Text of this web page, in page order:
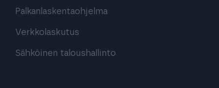
Palkanlaskentaohjelma
Verkkolaskutus
Sähköinen taloushallinto